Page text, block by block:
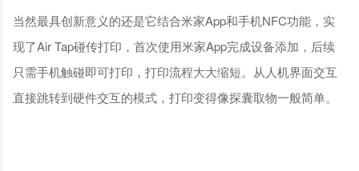
当然最具创新意义的还是它结合米家App和手机NFC功能，实
现了Air Tap碰传打印，首次使用米家App完成设备添加，后续
只需手机触碰即可打印，打印流程大大缩短。从人机界面交互
直接跳转到硬件交互的模式，打印变得像探囊取物一般简单。